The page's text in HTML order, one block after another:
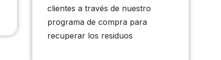
clientes a través de nuestro
programa de compra para
recuperar los residuos